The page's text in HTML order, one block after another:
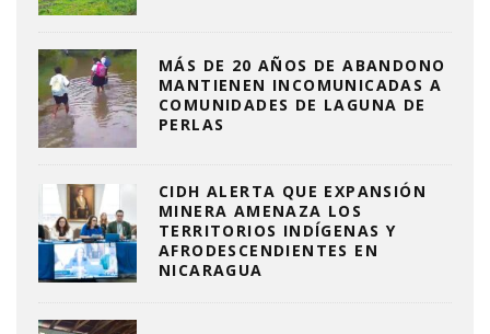
MÁS DE 20 AÑOS DE ABANDONO
MANTIENEN INCOMUNICADAS A
COMUNIDADES DE LAGUNA DE
PERLAS
CIDH ALERTA QUE EXPANSIÓN
MINERA AMENAZA LOS
TERRITORIOS INDÍGENAS Y
AFRODESCENDIENTES EN
NICARAGUA